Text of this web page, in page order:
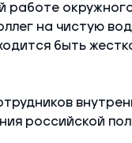
работе
на чистую
быть
российской